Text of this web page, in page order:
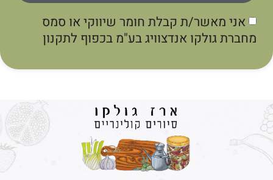
אני מאשר/ת קבלת חומר שיווקי או סמס
מחברת גולקו אנדצוויג בע"מ בכפוף לתקנון